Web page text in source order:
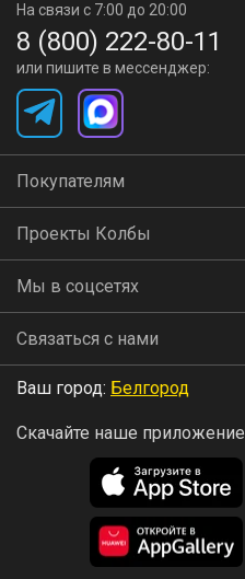
На связи с 7:00 до 20:00
8 (800) 222-80-11
или пишите в мессенджер:
Покупателям
Проекты Колбы
Мы в соцсетях
Связаться с нами
Ваш город: Белгород
Скачайте наше приложение